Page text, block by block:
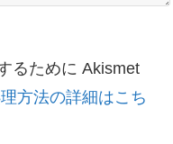
るために Akismet
方法の詳細はこち